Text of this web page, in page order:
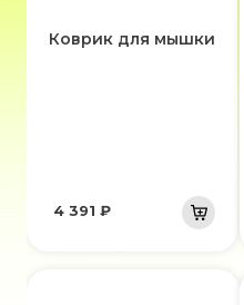
Коврик для мышки
4 391 ₽